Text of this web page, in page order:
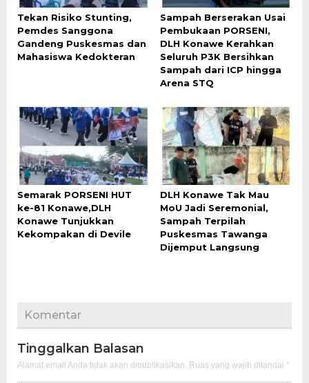
Tekan Risiko Stunting,
Pemdes Sanggona
Gandeng Puskesmas dan
Mahasiswa Kedokteran
Sampah Berserakan Usai
Pembukaan PORSENI,
DLH Konawe Kerahkan
Seluruh P3K Bersihkan
Sampah dari ICP hingga
Arena STQ
Semarak PORSENI HUT
ke-81 Konawe,DLH
Konawe Tunjukkan
Kekompakan di Devile
DLH Konawe Tak Mau
MoU Jadi Seremonial,
Sampah Terpilah
Puskesmas Tawanga
Dijemput Langsung
Komentar
Tinggalkan Balasan
Alamat email Anda tidak akan dipublikasikan. Ruas yang wajib ditandai *